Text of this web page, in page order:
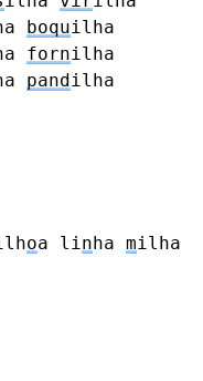
boquilha
fornilha
pandilha
oa linha milha